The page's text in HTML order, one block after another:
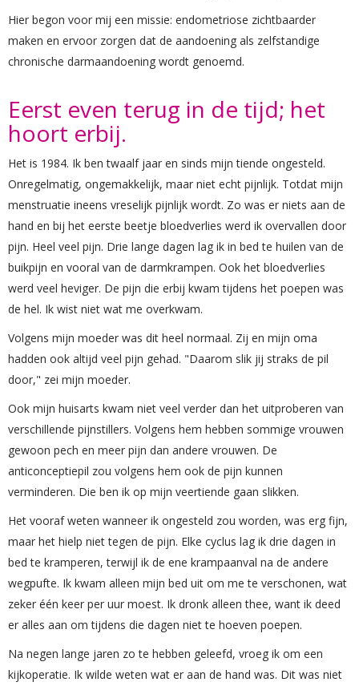
Hier begon voor mij een missie: endometriose zichtbaarder
maken en ervoor zorgen dat de aandoening als zelfstandige
chronische darmaandoening wordt genoemd.
Eerst even terug in de tijd; het
hoort erbij.
Het is 1984. Ik ben twaalf jaar en sinds mijn tiende ongesteld.
Onregelmatig, ongemakkelijk, maar niet echt pijnlijk. Totdat mijn
menstruatie ineens vreselijk pijnlijk wordt. Zo was er niets aan de
hand en bij het eerste beetje bloedverlies werd ik overvallen door
pijn. Heel veel pijn. Drie lange dagen lag ik in bed te huilen van de
buikpijn en vooral van de darmkrampen. Ook het bloedverlies
werd veel heviger. De pijn die erbij kwam tijdens het poepen was
de hel. Ik wist niet wat me overkwam.
Volgens mijn moeder was dit heel normaal. Zij en mijn oma
hadden ook altijd veel pijn gehad. "Daarom slik jij straks de pil
door," zei mijn moeder.
Ook mijn huisarts kwam niet veel verder dan het uitproberen van
verschillende pijnstillers. Volgens hem hebben sommige vrouwen
gewoon pech en meer pijn dan andere vrouwen. De
anticonceptiepil zou volgens hem ook de pijn kunnen
verminderen. Die ben ik op mijn veertiende gaan slikken.
Het vooraf weten wanneer ik ongesteld zou worden, was erg fijn,
maar het hielp niet tegen de pijn. Elke cyclus lag ik drie dagen in
bed te kramperen, terwijl ik de ene krampaanval na de andere
wegpufte. Ik kwam alleen mijn bed uit om me te verschonen, wat
zeker één keer per uur moest. Ik dronk alleen thee, want ik deed
er alles aan om tijdens die dagen niet te hoeven poepen.
Na negen lange jaren zo te hebben geleefd, vroeg ik om een
kijkoperatie. Ik wilde weten wat er aan de hand was. Dit was niet